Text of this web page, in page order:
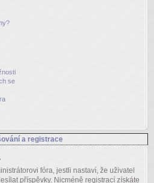
se
a registrace
fóra, jestli nastaví, že uživatel
příspěvky. Nicméně registrací získáte